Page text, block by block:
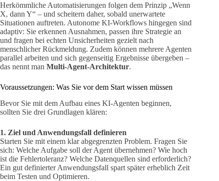
Herkömmliche Automatisierungen folgen dem Prinzip „Wenn
X, dann Y“ – und scheitern daher, sobald unerwartete
Situationen auftreten. Autonome KI-Workflows hingegen sind
adaptiv: Sie erkennen Ausnahmen, passen ihre Strategie an
und fragen bei echten Unsicherheiten gezielt nach
menschlicher Rückmeldung. Zudem können mehrere Agenten
parallel arbeiten und sich gegenseitig Ergebnisse übergeben –
das nennt man Multi-Agent-Architektur.
Voraussetzungen: Was Sie vor dem Start wissen müssen
Bevor Sie mit dem Aufbau eines KI-Agenten beginnen,
sollten Sie drei Grundlagen klären:
1. Ziel und Anwendungsfall definieren
Starten Sie mit einem klar abgegrenzten Problem. Fragen Sie
sich: Welche Aufgabe soll der Agent übernehmen? Wie hoch
ist die Fehlertoleranz? Welche Datenquellen sind erforderlich?
Ein gut definierter Anwendungsfall spart später erheblich Zeit
beim Testen und Optimieren.